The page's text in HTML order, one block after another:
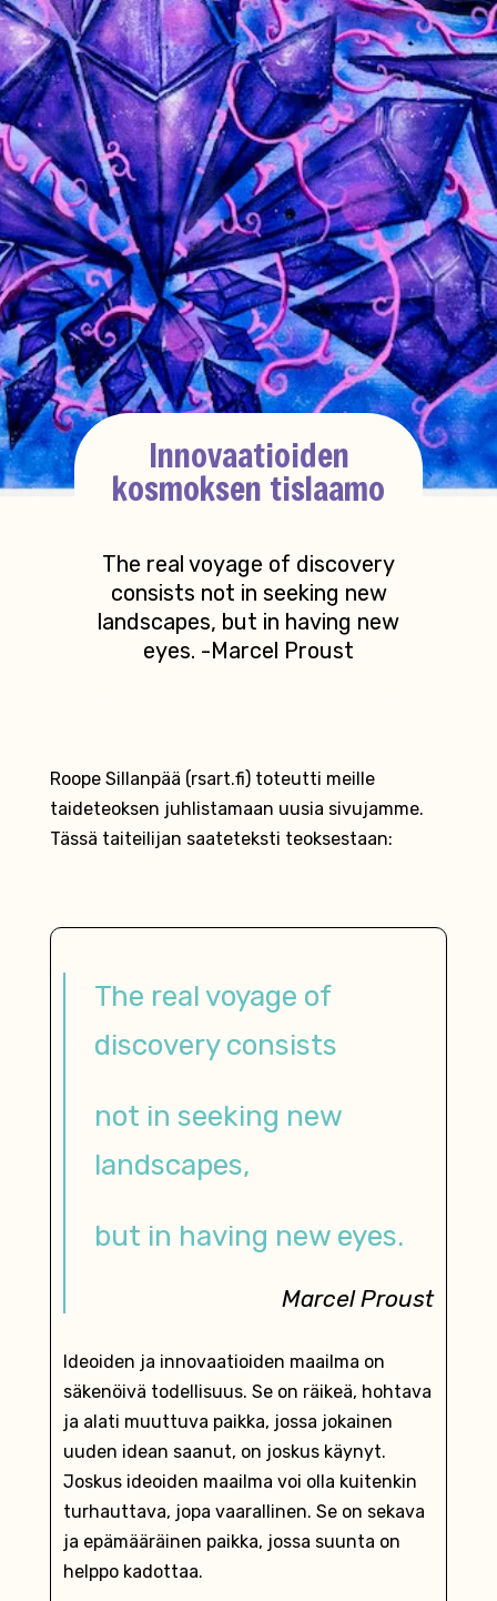
Innovaatioiden
kosmoksen tislaamo
The real voyage of discovery
consists not in seeking new
landscapes, but in having new
eyes. -Marcel Proust
Roope Sillanpää (rsart.fi) toteutti meille
taideteoksen juhlistamaan uusia sivujamme.
Tässä taiteilijan saateteksti teoksestaan:
The real voyage of
discovery consists
not in seeking new
landscapes,
but in having new eyes.
Marcel Proust
Ideoiden ja innovaatioiden maailma on
säkenöivä todellisuus. Se on räikeä, hohtava
ja alati muuttuva paikka, jossa jokainen
uuden idean saanut, on joskus käynyt.
Joskus ideoiden maailma voi olla kuitenkin
turhauttava, jopa vaarallinen. Se on sekava
ja epämääräinen paikka, jossa suunta on
helppo kadottaa.